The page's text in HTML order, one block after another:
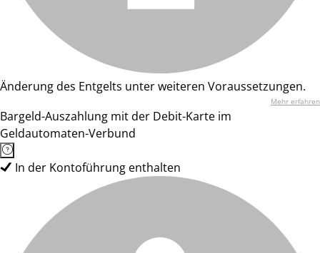
Änderung des Entgelts unter weiteren Voraussetzungen.
Mehr erfahren
Bargeld-Auszahlung mit der Debit-Karte im
Geldautomaten-Verbund
In der Kontoführung enthalten